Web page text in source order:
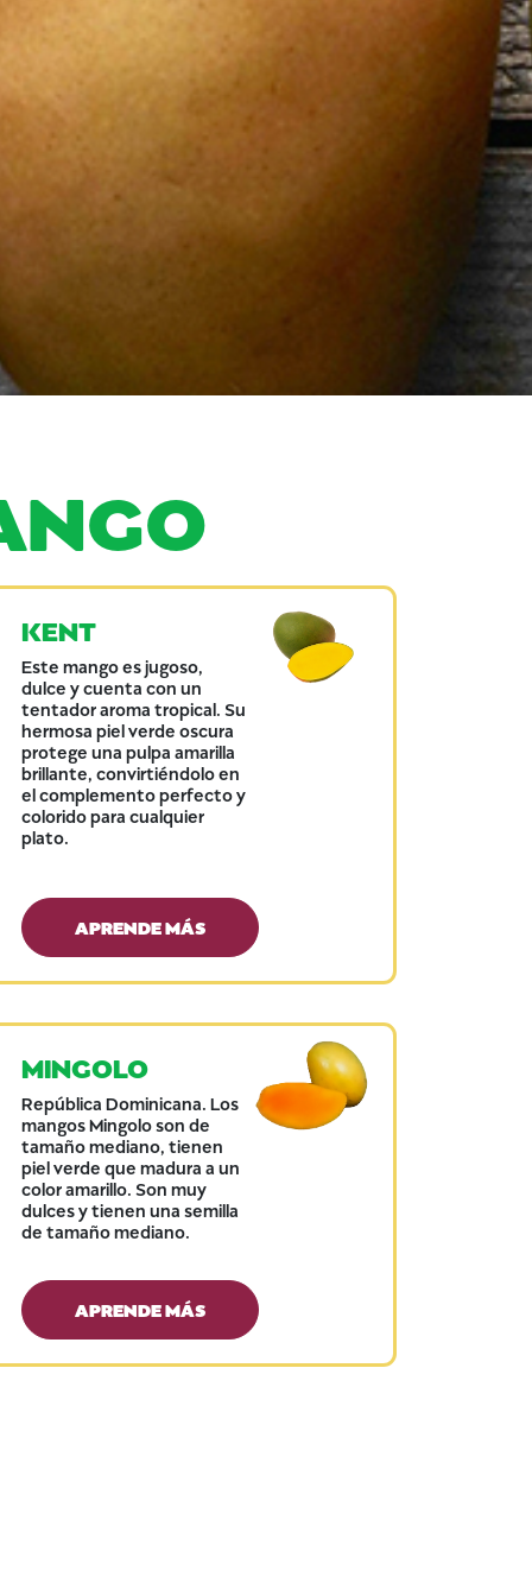
KENT
Este mango es jugoso,
dulce y cuenta con un
tentador aroma tropical. Su
hermosa piel verde oscura
protege una pulpa amarilla
brillante, convirtiéndolo en
el complemento perfecto y
colorido para cualquier
plato.
APRENDE MÁS
MINGOLO
República Dominicana. Los
mangos Mingolo son de
tamaño mediano, tienen
piel verde que madura a un
color amarillo. Son muy
dulces y tienen una semilla
de tamaño mediano.
APRENDE MÁS